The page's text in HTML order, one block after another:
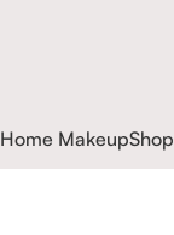
Home MakeupShop